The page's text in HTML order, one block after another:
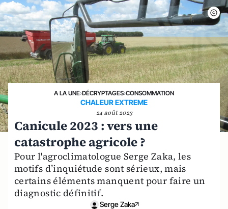
A LA UNE›DÉCRYPTAGES›CONSOMMATION
CHALEUR EXTREME
24 août 2023
Canicule 2023 : vers une
catastrophe agricole ?
Pour l'agroclimatologue Serge Zaka, les
motifs d’inquiétude sont sérieux, mais
certains éléments manquent pour faire un
diagnostic définitif.
Serge Zaka